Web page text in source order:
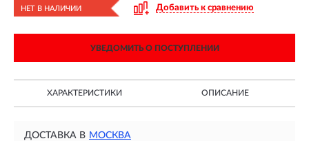
НЕТ В НАЛИЧИИ Добавить к сравнению
УВЕДОМИТЬ О ПОСТУПЛЕНИИ
ХАРАКТЕРИСТИКИ ОПИСАНИЕ
ДОСТАВКА В МОСКВА